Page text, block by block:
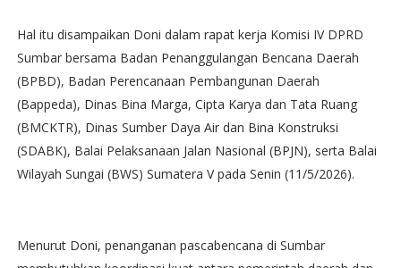
Hal itu disampaikan Doni dalam rapat kerja Komisi IV DPRD
Sumbar bersama Badan Penanggulangan Bencana Daerah
(BPBD), Badan Perencanaan Pembangunan Daerah
(Bappeda), Dinas Bina Marga, Cipta Karya dan Tata Ruang
(BMCKTR), Dinas Sumber Daya Air dan Bina Konstruksi
(SDABK), Balai Pelaksanaan Jalan Nasional (BPJN), serta Balai
Wilayah Sungai (BWS) Sumatera V pada Senin (11/5/2026).
Menurut Doni, penanganan pascabencana di Sumbar